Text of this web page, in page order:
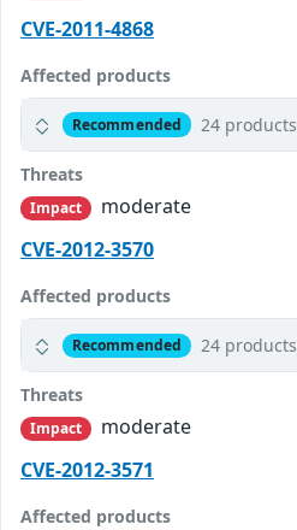
CVE-2011-4868
Affected products
Recommended 24 products
Threats
Impact
moderate
CVE-2012-3570
Affected products
Recommended 24 products
Threats
Impact
moderate
CVE-2012-3571
Affected products